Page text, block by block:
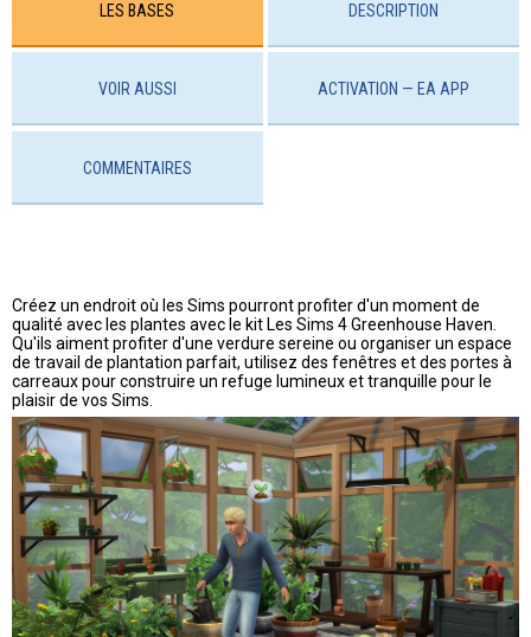
LES BASES DESCRIPTION
VOIR AUSSI ACTIVATION — EA APP
COMMENTAIRES
Créez un endroit où les Sims pourront profiter d'un moment de
qualité avec les plantes avec le kit Les Sims 4 Greenhouse Haven.
Qu'ils aiment profiter d'une verdure sereine ou organiser un espace
de travail de plantation parfait, utilisez des fenêtres et des portes à
carreaux pour construire un refuge lumineux et tranquille pour le
plaisir de vos Sims.